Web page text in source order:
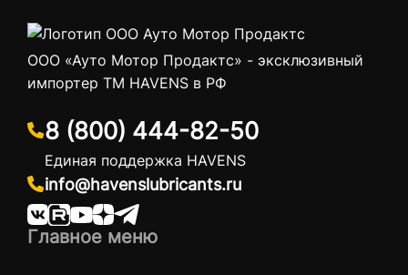
ООО «Ауто Мотор Продактс» - эксклюзивный
импортер ТМ HAVENS в РФ
8 (800) 444-82-50
Единая поддержка HAVENS
info@havenslubricants.ru
Главное меню